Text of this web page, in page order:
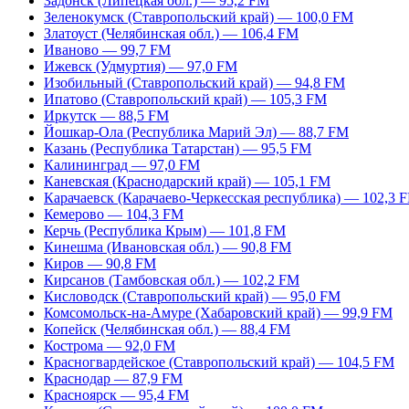
Зеленокумск (Ставропольский край) — 100,0 FM
Златоуст (Челябинская обл.) — 106,4 FM
Иваново — 99,7 FM
Ижевск (Удмуртия) — 97,0 FM
Изобильный (Ставропольский край) — 94,8 FM
Ипатово (Ставропольский край) — 105,3 FM
Иркутск — 88,5 FM
Йошкар-Ола (Республика Марий Эл) — 88,7 FM
Казань (Республика Татарстан) — 95,5 FM
Калининград — 97,0 FM
Каневская (Краснодарский край) — 105,1 FM
Карачаевск (Карачаево-Черкесская республика) — 102,3
Кемерово — 104,3 FM
Керчь (Республика Крым) — 101,8 FM
Кинешма (Ивановская обл.) — 90,8 FM
Киров — 90,8 FM
Кирсанов (Тамбовская обл.) — 102,2 FM
Кисловодск (Ставропольский край) — 95,0 FM
Комсомольск-на-Амуре (Хабаровский край) — 99,9 FM
Копейск (Челябинская обл.) — 88,4 FM
Кострома — 92,0 FM
Красногвардейское (Ставропольский край) — 104,5 FM
Краснодар — 87,9 FM
Красноярск — 95,4 FM